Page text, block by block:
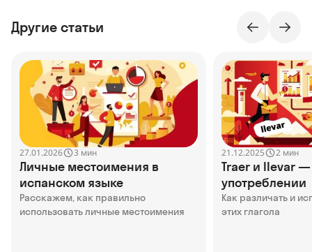
Другие статьи
27.01.2026 3 мин
Личные местоимения в
испанском языке
Расскажем, как правильно
использовать личные местоимения
21.12.2025 2 мин
Traer и llevar
употреблении
Как различать и
этих глагола